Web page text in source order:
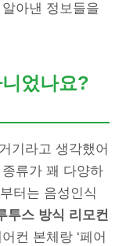
아낸 정보들을
었나요?
기라고 생각했어
류가 꽤 다양하
터는 음성인식
투스 방식 리모컨
컨 본체랑 ‘페어